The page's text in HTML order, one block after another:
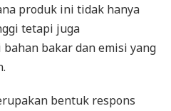
produk ini tidak hanya
tetapi juga
bakar dan emisi yang
bentuk respons